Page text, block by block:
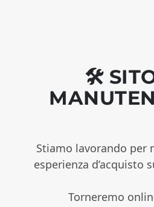
🛠
Stiamo lavorando per
esperienza d’acquisto
Torneremo